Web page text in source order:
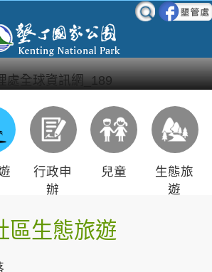
行政申
辦
兒童
生態旅
遊
區生態旅遊